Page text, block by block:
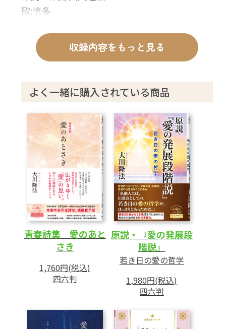
歌:恍多
収録内容をもっと見る
よく一緒に購入されている商品
青春詩集 愛のあと
さき
1,760円(税込)
四六判
原説・『愛の発展段
階説』
若き日の愛の哲学
1,980円(税込)
四六判